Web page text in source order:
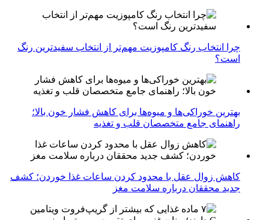
چرا انتخاب رنگ کامپوزیت مهم‌تر از انتخاب سفیدترین رنگ
است؟
بهترین خوراکی‌ها و میوه‌ها برای کاهش فشار خون بالا؛
راهنمای جامع متخصصان قلب و تغذیه
کاهش زوال عقل با محدود کردن ساعات غذا خوردن؛ کشف
جدید محققان درباره سلامت مغز